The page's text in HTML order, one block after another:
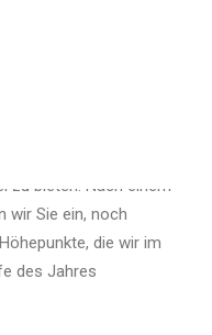
zu bieten. Nach einem
wir Sie ein, noch
die wir im
des Jahres